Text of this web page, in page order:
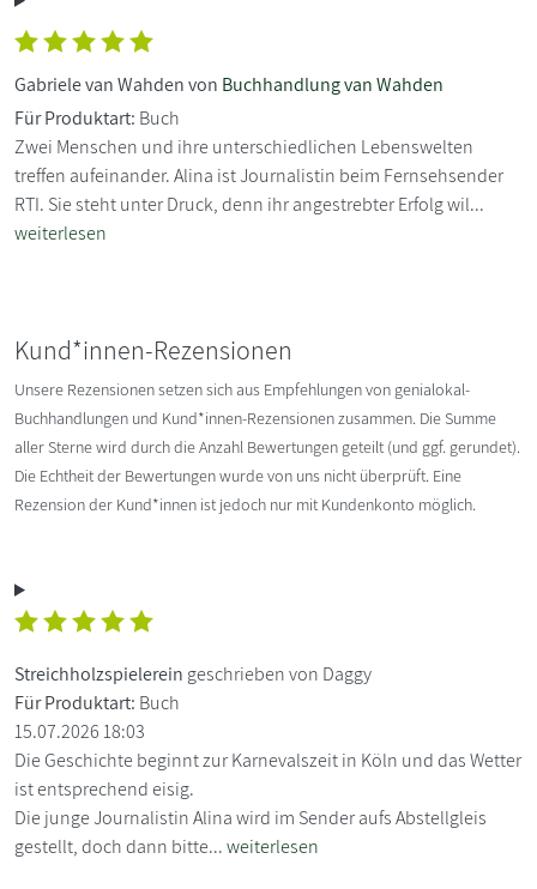
Gabriele van Wahden von Buchhandlung van Wahden
Für Produktart: Buch
Zwei Menschen und ihre unterschiedlichen Lebenswelten
treffen aufeinander. Alina ist Journalistin beim Fernsehsender
RTI. Sie steht unter Druck, denn ihr angestrebter Erfolg wil...
weiterlesen
Kund*innen-Rezensionen
Unsere Rezensionen setzen sich aus Empfehlungen von genialokal-
Buchhandlungen und Kund*innen-Rezensionen zusammen. Die Summe
aller Sterne wird durch die Anzahl Bewertungen geteilt (und ggf. gerundet).
Die Echtheit der Bewertungen wurde von uns nicht überprüft. Eine
Rezension der Kund*innen ist jedoch nur mit Kundenkonto möglich.
Streichholzspielerein geschrieben von Daggy
Für Produktart: Buch
15.07.2026 18:03
Die Geschichte beginnt zur Karnevalszeit in Köln und das Wetter
ist entsprechend eisig.
Die junge Journalistin Alina wird im Sender aufs Abstellgleis
gestellt, doch dann bitte...weiterlesen